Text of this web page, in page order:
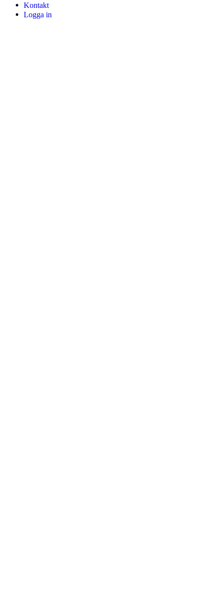
Kontakt
Logga in